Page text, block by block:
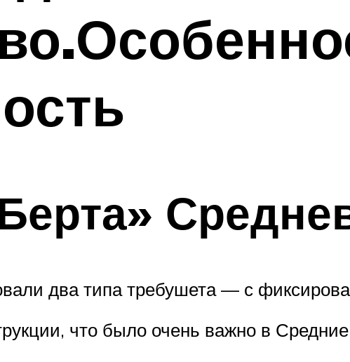
два типа требушета — с
что было очень важно в